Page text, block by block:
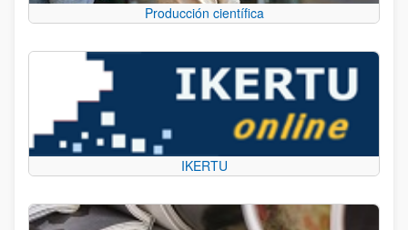
Producción científica
IKERTU